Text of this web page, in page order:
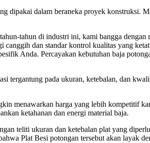
dipakai dalam beraneka proyek konstruksi.
tahun di industri ini, kami bangga dengan
dan standar kontrol kualitas yang
Anda. Percayakan kebutuhan baja
tergantung pada ukuran, ketebalan, dan
menawarkan harga yang lebih kompetitif
ketahanan dan energi material baja.
teliti ukuran dan ketebalan plat yang
Plat Besi potongan tersebut akan layak